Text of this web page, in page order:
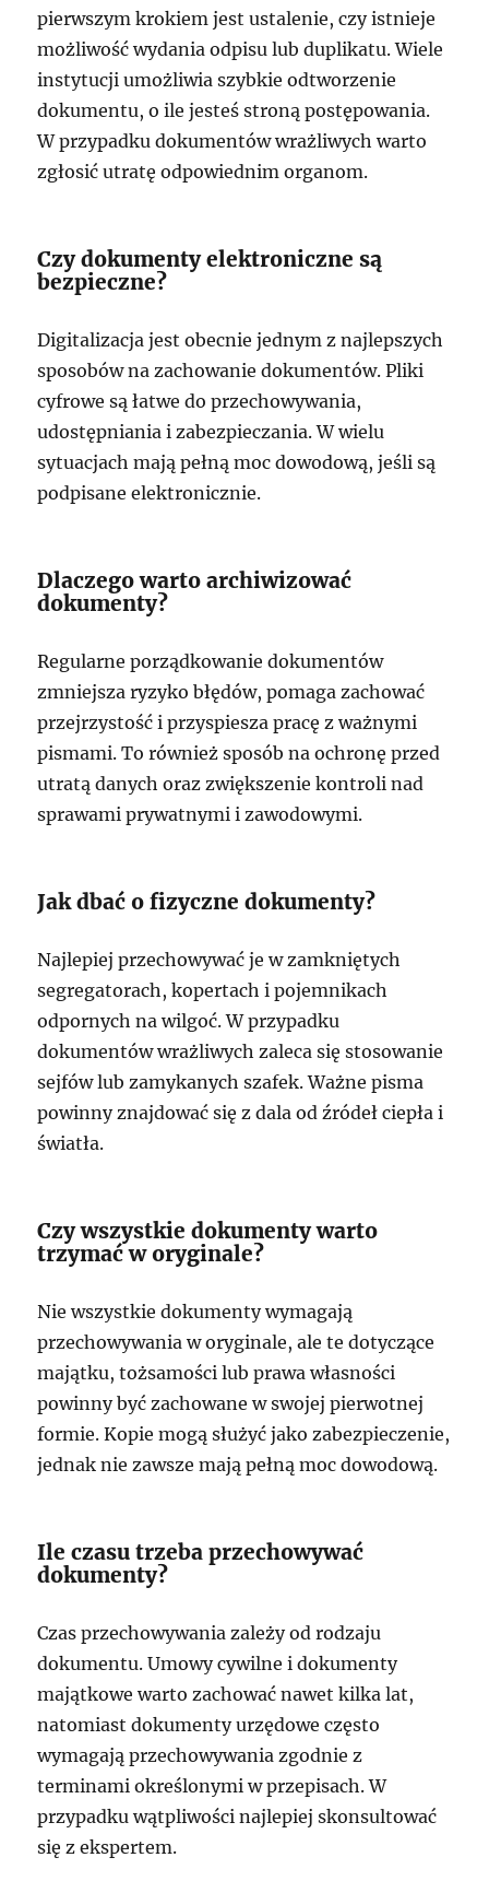
pierwszym krokiem jest ustalenie, czy istnieje
możliwość wydania odpisu lub duplikatu. Wiele
instytucji umożliwia szybkie odtworzenie
dokumentu, o ile jesteś stroną postępowania.
W przypadku dokumentów wrażliwych warto
zgłosić utratę odpowiednim organom.
Czy dokumenty elektroniczne są
bezpieczne?
Digitalizacja jest obecnie jednym z najlepszych
sposobów na zachowanie dokumentów. Pliki
cyfrowe są łatwe do przechowywania,
udostępniania i zabezpieczania. W wielu
sytuacjach mają pełną moc dowodową, jeśli są
podpisane elektronicznie.
Dlaczego warto archiwizować
dokumenty?
Regularne porządkowanie dokumentów
zmniejsza ryzyko błędów, pomaga zachować
przejrzystość i przyspiesza pracę z ważnymi
pismami. To również sposób na ochronę przed
utratą danych oraz zwiększenie kontroli nad
sprawami prywatnymi i zawodowymi.
Jak dbać o fizyczne dokumenty?
Najlepiej przechowywać je w zamkniętych
segregatorach, kopertach i pojemnikach
odpornych na wilgoć. W przypadku
dokumentów wrażliwych zaleca się stosowanie
sejfów lub zamykanych szafek. Ważne pisma
powinny znajdować się z dala od źródeł ciepła i
światła.
Czy wszystkie dokumenty warto
trzymać w oryginale?
Nie wszystkie dokumenty wymagają
przechowywania w oryginale, ale te dotyczące
majątku, tożsamości lub prawa własności
powinny być zachowane w swojej pierwotnej
formie. Kopie mogą służyć jako zabezpieczenie,
jednak nie zawsze mają pełną moc dowodową.
Ile czasu trzeba przechowywać
dokumenty?
Czas przechowywania zależy od rodzaju
dokumentu. Umowy cywilne i dokumenty
majątkowe warto zachować nawet kilka lat,
natomiast dokumenty urzędowe często
wymagają przechowywania zgodnie z
terminami określonymi w przepisach. W
przypadku wątpliwości najlepiej skonsultować
się z ekspertem.